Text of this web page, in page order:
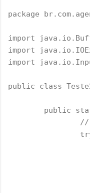
package
import
import
import
public class
public